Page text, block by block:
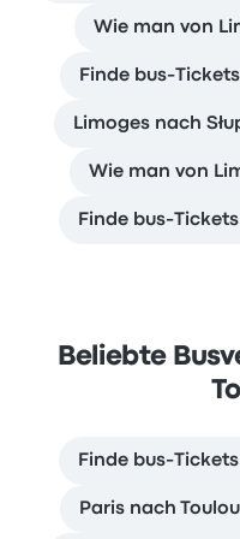
Wie man von
Finde bus-
Limoges nach
Wie man von
Finde bus-
Beliebte
Finde bus-
Paris nach